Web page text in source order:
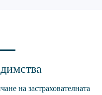
на застрахователната